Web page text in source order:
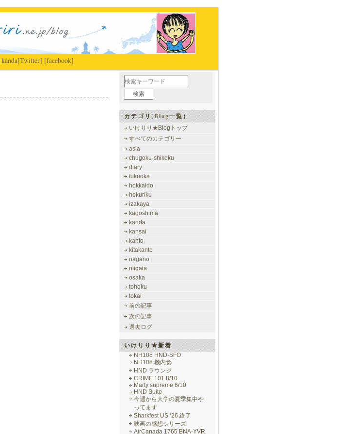
|kanda[Twitter] [facebook]
カテゴリ(Blog一覧）
いけりり★Blogトップ
すべてのカテゴリー
asia
chugoku-shikoku
diary
fukuoka
hokkaido
hokuriku
izakaya
kagoshima
kanda
kansai
kanto
kitakanto
nagano
niigata
osaka
tohoku
tokai
前の記事
次の記事
過去ログ
いけりり★新着
NH108 HND-SFO
NH108 機内食
HND ラウンジ
CRIME 101 8/10
Marty supreme 6/10
HND Suite
今週から大学の夏季集中や
ってます
Sharkfest US ‘26 終了
映画の感想シリーズ
AirCanada 1765 BNA-YVR